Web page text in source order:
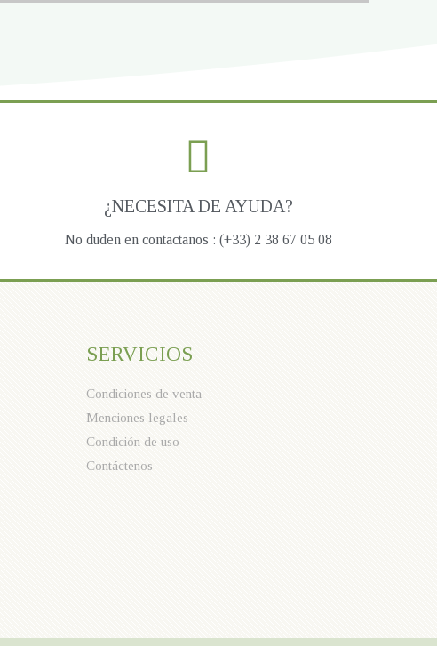
¿NECESITA DE AYUDA?
No duden en contactanos : (+33) 2 38 67 05 08
SERVICIOS
Condiciones de venta
Menciones legales
Condición de uso
Contáctenos